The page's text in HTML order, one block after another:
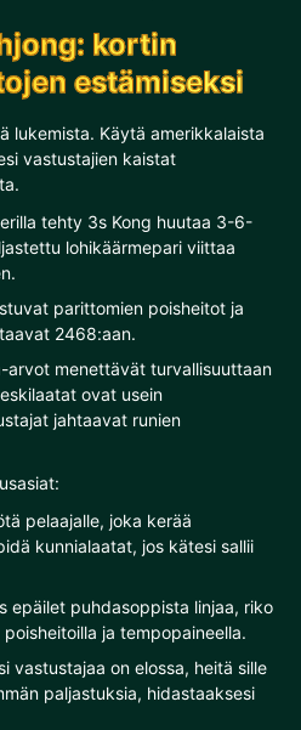
kortin
estämiseksi
lukemista. Käytä amerikkalaista
vastustajien kaistat
tehty 3s Kong huutaa 3-6-
lohikäärmepari viittaa
parittomien poisheitot ja
2468:aan.
arvot menettävät turvallisuuttaan
ovat usein
jahtaavat runien
pelaajalle, joka kerää
kunnialaatat, jos kätesi sallii
epäilet puhdasoppista linjaa, riko
ja tempopaineella.
vastustajaa on elossa, heitä sille
paljastuksia, hidastaaksesi